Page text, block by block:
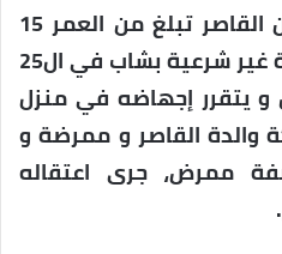
و قالت تقارير إعلامية، ان القاصر تبلغ من العمر 15
سنة، كانت تجمعها علاقة غير شرعية بشاب في ال25
و يتقرر إجهاضه في منزل
والدة القاصر و ممرضة و
ممرض، جرى اعتقاله